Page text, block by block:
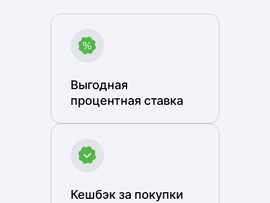
Выгодная
процентная ставка
Кешбэк за покупки